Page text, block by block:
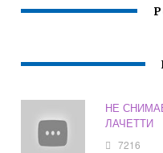
НЕ
ЛАЧЕТТИ
7216